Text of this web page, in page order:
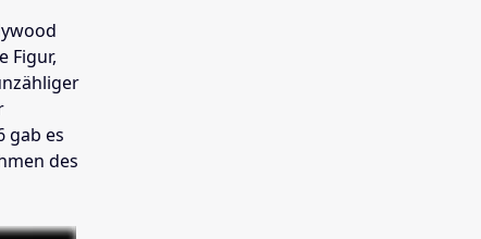
Figur,
gab es
des